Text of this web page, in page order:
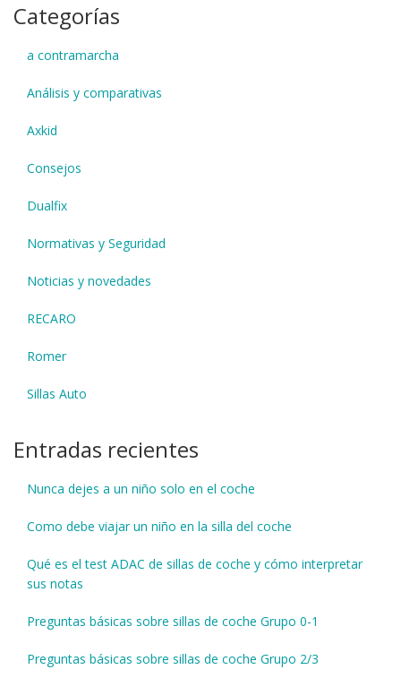
Categorías
a contramarcha
Análisis y comparativas
Axkid
Consejos
Dualfix
Normativas y Seguridad
Noticias y novedades
RECARO
Romer
Sillas Auto
Entradas recientes
Nunca dejes a un niño solo en el coche
Como debe viajar un niño en la silla del coche
Qué es el test ADAC de sillas de coche y cómo interpretar
sus notas
Preguntas básicas sobre sillas de coche Grupo 0-1
Preguntas básicas sobre sillas de coche Grupo 2/3